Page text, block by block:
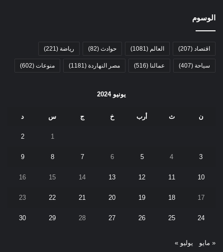
الوسوم
اقتصاد (207) العالم (1081) حوادث (82) رياضة (221)
سياحة (407) عمالنا (516) مصر النهاردة (1181) منوعات (602)
يونيو 2024
ن ث أرب خ ج س د
1
2
3
4
5
6
7
8
9
10
11
12
13
14
15
16
17
18
19
20
21
22
23
24
25
26
27
28
29
30
« مايو يوليو »